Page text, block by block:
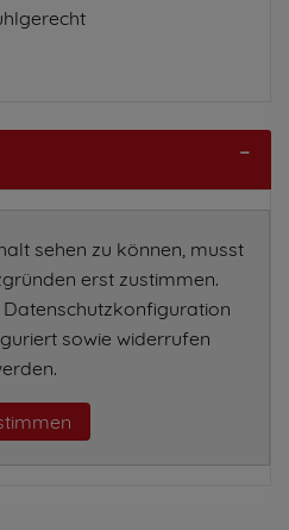
sehen zu können, musst
erst zustimmen.
sowie widerrufen